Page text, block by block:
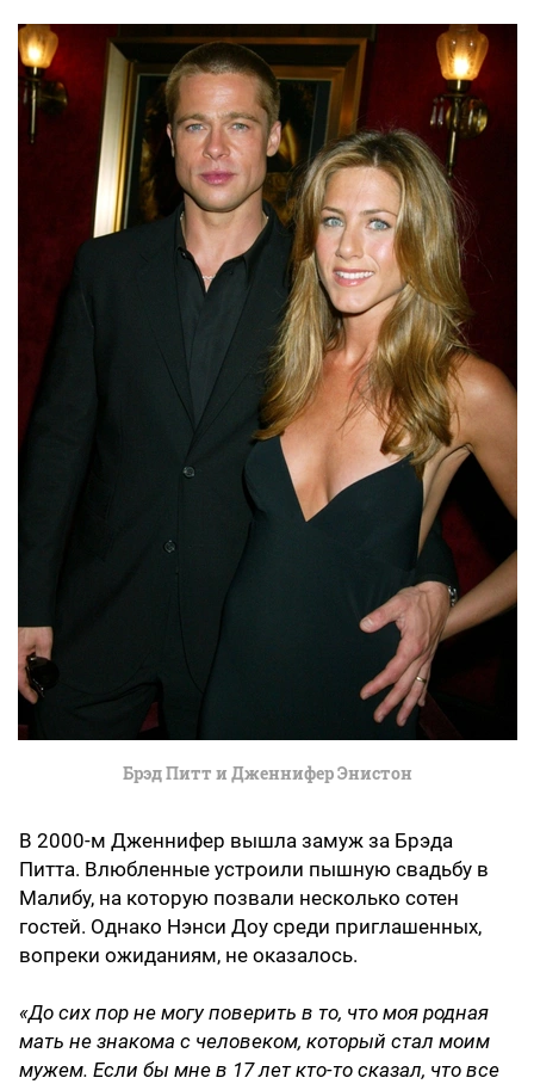
Брэд Питт и Дженнифер Энистон
В 2000-м Дженнифер вышла замуж за Брэда
Питта. Влюбленные устроили пышную свадьбу в
Малибу, на которую позвали несколько сотен
гостей. Однако Нэнси Доу среди приглашенных,
вопреки ожиданиям, не оказалось.
«До сих пор не могу поверить в то, что моя родная
мать не знакома с человеком, который стал моим
мужем. Если бы мне в 17 лет кто-то сказал, что все